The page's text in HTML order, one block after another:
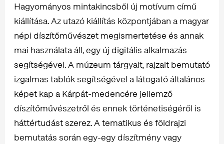
Hagyományos mintakincsből új motívum című
kiállítása. Az utazó kiállítás központjában a magyar
népi díszítőművészet megismertetése és annak
mai használata áll, egy új digitális alkalmazás
segítségével. A múzeum tárgyait, rajzait bemutató
izgalmas tablók segítségével a látogató általános
képet kap a Kárpát-medencére jellemző
díszítőművészetről és ennek történetiségéről is
háttértudást szerez. A tematikus és földrajzi
bemutatás során egy-egy díszítmény vagy